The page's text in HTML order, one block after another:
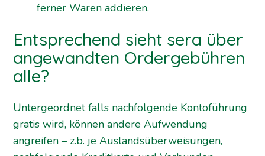
ferner Waren addieren.
Entsprechend sieht sera über
angewandten Ordergebühren
alle?
Untergeordnet falls nachfolgende Kontoführung
gratis wird, können andere Aufwendung
angreifen – z.b. je Auslandsüberweisungen,